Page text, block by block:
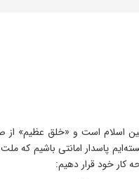
اسلام است و «خلق عظیم» از
پاسدار امانتی باشیم که
کار خود قرار دهیم: